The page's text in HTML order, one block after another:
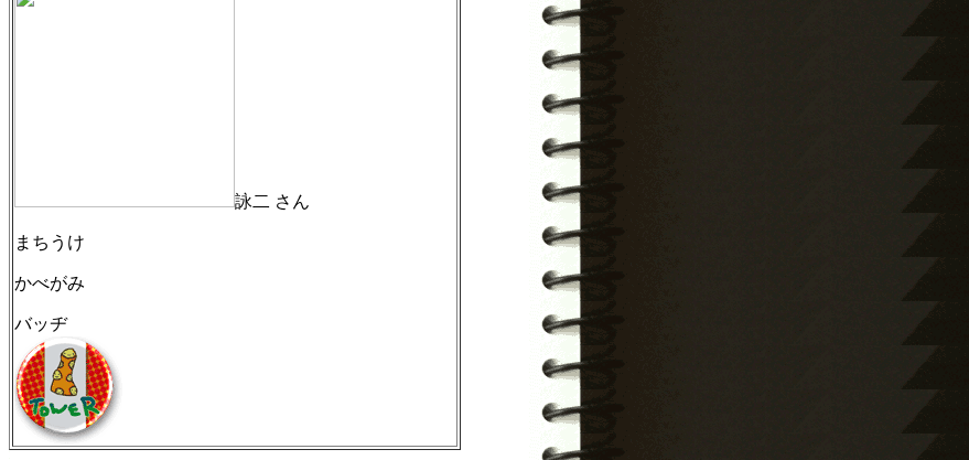
詠二 さん
まちうけ
かべがみ
バッヂ